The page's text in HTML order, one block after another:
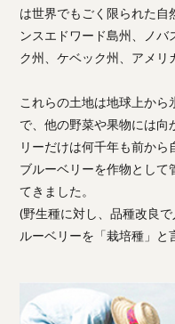
は世界でもごく限られた自
ンスエドワード島州、ノバ
ク州、ケベック州、アメリ
これらの土地は地球上か
で、他の野菜や果物には
リーだけは何千年も前か
ブルーベリーを作物として
てきました。
(野生種に対し、品種改良
ルーベリーを「栽培種」と